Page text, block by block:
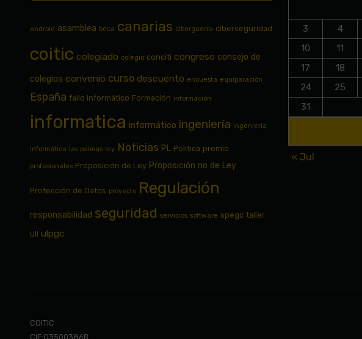
android asamblea beca canarias ciberguerra ciberseguridad
coitic colegiado colegio conciti congreso consejo de
colegios convenio curso descuento encuesta equiparación
España fallo informático Formación información
informatica informático ingeniería ingeniería
informática las palmas ley Noticias PL Política premio
profesionales Proposición de Ley Proposición no de Ley
Protección de Datos proyecto Regulación
responsabilidad seguridad servicios software spegc taller
ull ulpgc
3
4
10
11
17
18
24
25
31
« Jul
COITIC
CIF:Q3500386B